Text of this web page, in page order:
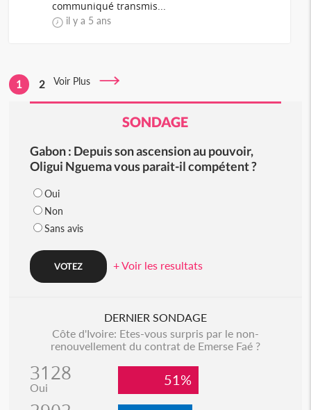
communiqué transmis...
il y a 5 ans
1 2 Voir Plus
SONDAGE
Gabon : Depuis son ascension au pouvoir,
Oligui Nguema vous parait-il compétent ?
Oui
Non
Sans avis
+ Voir les resultats
DERNIER SONDAGE
Côte d'Ivoire: Etes-vous surpris par le non-
renouvellement du contrat de Emerse Faé ?
3128
Oui 51%